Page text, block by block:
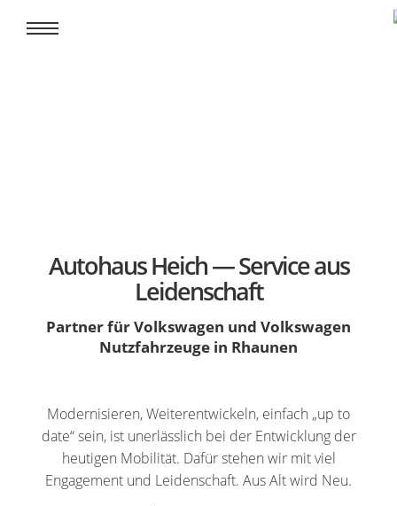
Autohaus Heich — Service aus
Leidenschaft
Partner für Volkswagen und Volkswagen
Nutzfahrzeuge in Rhaunen
Modernisieren, Weiterentwickeln, einfach „up to
date“ sein, ist unerlässlich bei der Entwicklung der
heutigen Mobilität. Dafür stehen wir mit viel
Engagement und Leidenschaft. Aus Alt wird Neu.